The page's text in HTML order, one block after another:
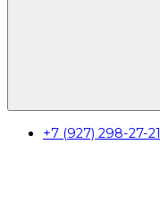
+7 (927) 298-27-21